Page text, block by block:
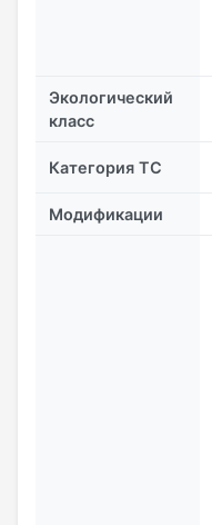
Экологический
класс
Категория ТС
Модификации